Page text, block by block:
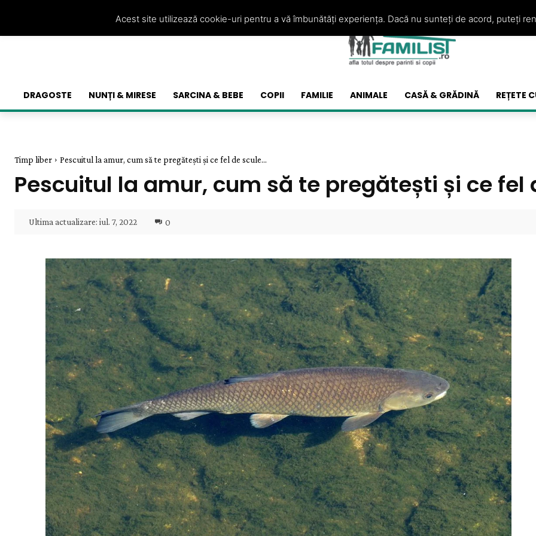
DRAGOSTE NUNȚI & MIRESE SARCINA & BEBE COPII FAMILIE ANIMALE CASĂ & GRĂDINĂ REȚETE
Timp liber Pescuitul la amur, cum să te pregătești și ce fel de scule...
Pescuitul la amur, cum să te pregătești și ce fel
Ultima actualizare: iul. 7, 2022 0
Acest site utilizează cookie-uri pentru a vă îmbunătăți experiența. Dacă nu sunteți de acord, puteți